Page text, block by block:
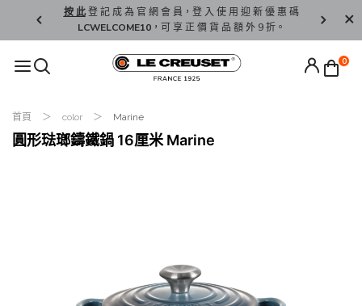
按 此登 記 成 為 官 網 會 員，登 入 使 用 迎 新 優 惠 碼
LCWELCOME10，可 享 正 價 貨 品 額 外 9 折。
香 港 / 澳
0
首頁 color Marine
圓形琺瑯鑄鐵鍋 16厘米 Marine